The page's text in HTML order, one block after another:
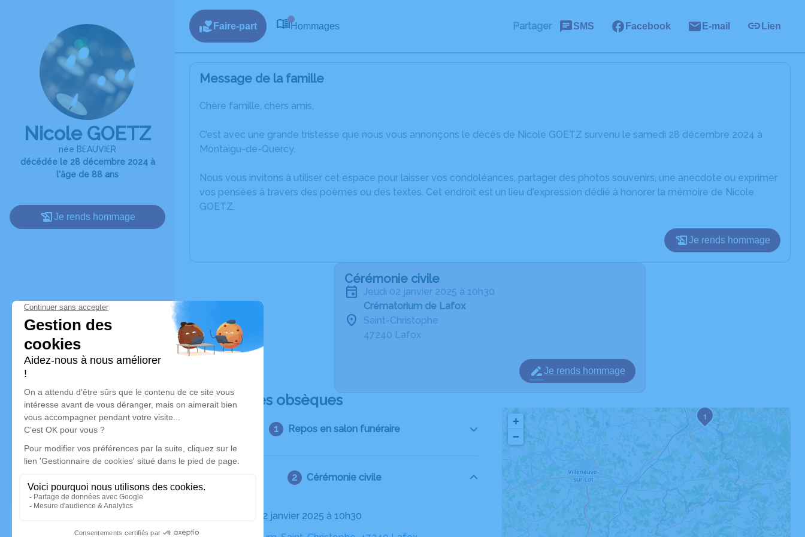
Nicole GOETZ
née BEAUVIER
décédée le 28 décembre 2024 à
l'âge de 88 ans
Je rends hommage
Faire-part Hommages Partager SMS Facebook E-mail Lien
Message de la famille
Chère famille, chers amis,
C’est avec une grande tristesse que nous vous annonçons le décès de Nicole GOETZ survenu le samedi 28 décembre 2024 à
Montaigu-de-Quercy.
Nous vous invitons à utiliser cet espace pour laisser vos condoléances, partager des photos souvenirs, une anecdote ou exprimer
vos pensées à travers des poèmes ou des textes. Cet endroit est un lieu d'expression dédié à honorer la mémoire de Nicole
GOETZ.
Je rends hommage
Cérémonie civile
jeudi 02 janvier 2025 à 10h30
Crématorium de Lafox
Saint-Christophe
47240 Lafox
Je rends hommage
Déroulé des obsèques
Repos en salon funéraire
Cérémonie civile
Le jeudi 02 janvier 2025 à 10h30
1
+
−